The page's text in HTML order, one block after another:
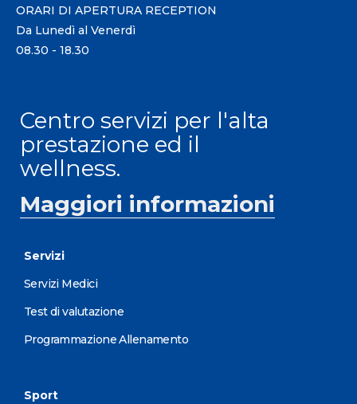
ORARI DI APERTURA RECEPTION
Da Lunedì al Venerdì
08.30 - 18.30
Centro servizi per l'alta
prestazione ed il
wellness.
Maggiori informazioni
Servizi
Servizi Medici
Test di valutazione
Programmazione Allenamento
Sport